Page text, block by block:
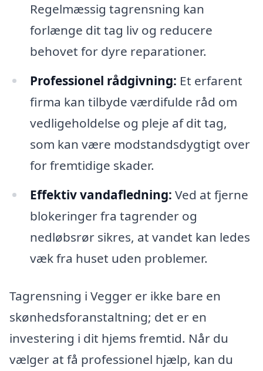
Regelmæssig tagrensning kan
forlænge dit tag liv og reducere
behovet for dyre reparationer.
Professionel rådgivning: Et erfarent
firma kan tilbyde værdifulde råd om
vedligeholdelse og pleje af dit tag,
som kan være modstandsdygtigt over
for fremtidige skader.
Effektiv vandafledning: Ved at fjerne
blokeringer fra tagrender og
nedløbsrør sikres, at vandet kan ledes
væk fra huset uden problemer.
Tagrensning i Vegger er ikke bare en
skønhedsforanstaltning; det er en
investering i dit hjems fremtid. Når du
vælger at få professionel hjælp, kan du